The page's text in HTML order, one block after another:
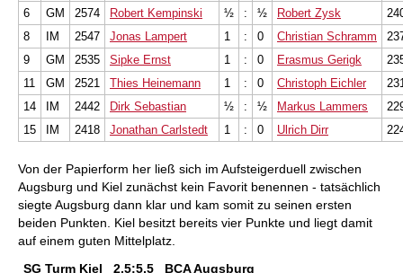
6
GM 2574 Robert Kempinski ½ : ½ Robert Zysk
8
IM 2547 Jonas Lampert 1 : 0 Christian Schramm
9
GM 2535 Sipke Ernst 1 : 0 Erasmus Gerigk
11
GM 2521 Thies Heinemann 1 : 0 Christoph Eichler
14
IM 2442 Dirk Sebastian ½ : ½ Markus Lammers
15
IM 2418 Jonathan Carlstedt 1 : 0 Ulrich Dirr
Von der Papierform her ließ sich im Aufsteigerduell zwischen
Augsburg und Kiel zunächst kein Favorit benennen - tatsächlich
siegte Augsburg dann klar und kam somit zu seinen ersten
beiden Punkten. Kiel besitzt bereits vier Punkte und liegt damit
auf einem guten Mittelplatz.
SG Turm Kiel
2,5:5,5 BCA Augsburg